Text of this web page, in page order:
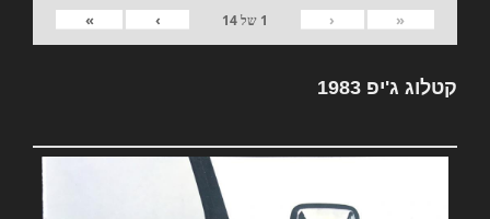
«
‹
1 של14
›
»
קטלוג ג'יפ 1983